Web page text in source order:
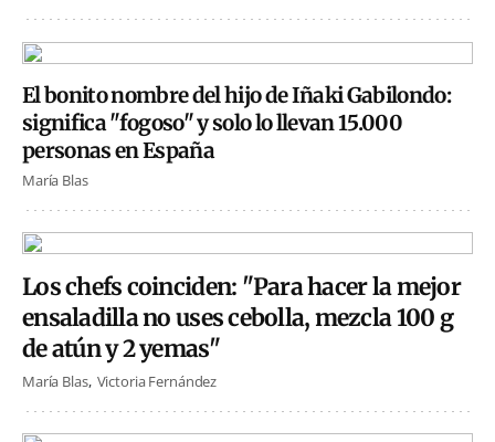
El bonito nombre del hijo de Iñaki Gabilondo:
significa "fogoso" y solo lo llevan 15.000
personas en España
María Blas
Los chefs coinciden: "Para hacer la mejor
ensaladilla no uses cebolla, mezcla 100 g
de atún y 2 yemas"
María Blas Victoria Fernández